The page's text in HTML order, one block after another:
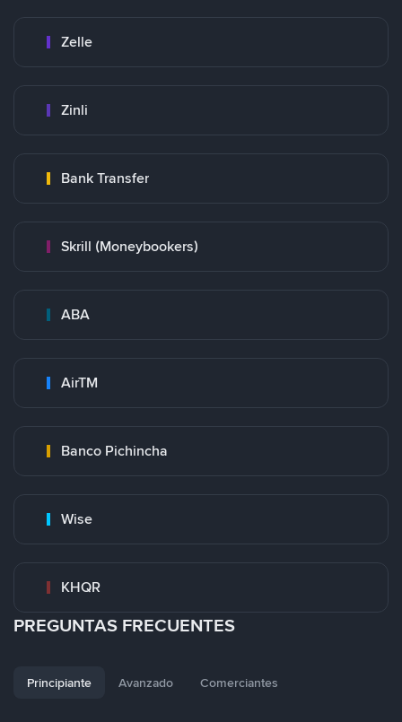
Zelle
Zinli
Bank Transfer
Skrill (Moneybookers)
ABA
AirTM
Banco Pichincha
Wise
KHQR
PREGUNTAS FRECUENTES
Principiante Avanzado Comerciantes